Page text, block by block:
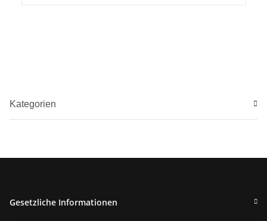
Kategorien
Gesetzliche Informationen